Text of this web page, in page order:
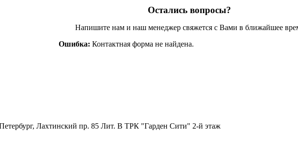
Остались вопросы?
Напишите нам и наш менеджер свяжется с Вами в ближайшее
Ошибка: Контактная форма не найдена.
Лахтинский пр. 85 Лит. B ТРК "Гарден Сити" 2-й этаж